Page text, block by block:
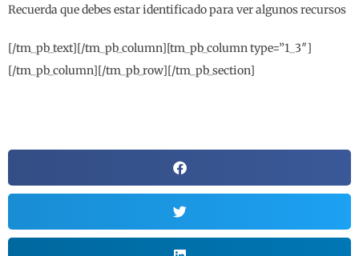
Recuerda que debes estar identificado para ver algunos recursos
[/tm_pb_text][/tm_pb_column][tm_pb_column type=”1_3″]
[/tm_pb_column][/tm_pb_row][/tm_pb_section]